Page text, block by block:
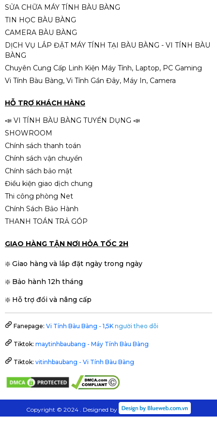
Phiên bản:
✔Hàng mới
✔ Không kèm hộp
✔ Không kèm tản nhiệt
Lake-S)
(2.4GHz Turbo Up To 3.2GHz, 12
nhân 24 luồng, 30MB Cache, LGA
2011-3)
SỬA CHỮA MÁY TÍNH BÀU BÀNG
TIN HỌC BÀU BÀNG
CAMERA BÀU BÀNG
DỊCH VỤ LẮP ĐẶT MÁY TÍNH TẠI BÀU BÀNG - VI TÍNH BÀU
BÀNG
Chuyên Cung Cấp Linh Kiện Máy Tính, Laptop, PC Gaming
Vi Tính Bàu Bàng, Vi Tính Gần Đây, Máy In, Camera
HỖ TRỢ KHÁCH HÀNG
📣 VI TÍNH BÀU BÀNG TUYỂN DỤNG 📣
SHOWROOM
Chính sách thanh toán
Chính sách vận chuyển
Chính sách bảo mật
Điều kiện giao dịch chung
Thi công phòng Net
Chính Sách Bảo Hành
THANH TOÁN TRẢ GÓP
GIAO HÀNG TẬN NƠI HỎA TỐC 2H
❇️ Giao hàng và lắp đặt ngày trong ngày
❇️ Bảo hành 12h tháng
❇️ Hỗ trợ đổi và nâng cấp
Fanepage: Vi Tính Bàu Bàng - 1,5K người theo dõi
Tiktok: maytinhbaubang - Máy Tính Bàu Bàng
Tiktok: vitinhbaubang - Vi Tính Bàu Bàng
Copyright © 2024 . Designed by